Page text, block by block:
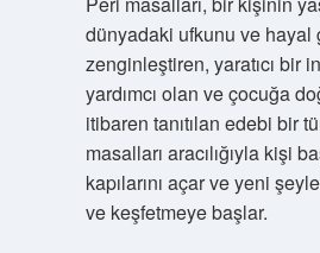
dünyadaki ufkunu ve hayal
zenginleştiren, yaratıcı bir
yardımcı olan ve çocuğa
itibaren tanıtılan edebi bir
masalları aracılığıyla kişi
kapılarını açar ve yeni
ve keşfetmeye başlar.